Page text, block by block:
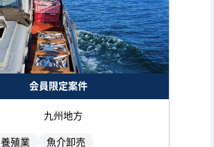
会員限定案件
九州地方
養殖業 魚介卸売